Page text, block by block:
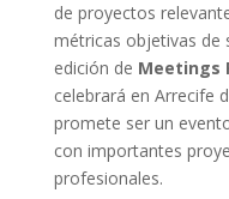
de proyectos
métricas objetivas de
edición de Meetings
celebrará en Arrecife
promete ser un
con importantes
profesionales.